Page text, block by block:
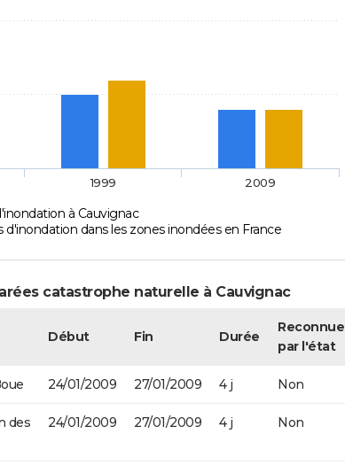
à Cauvignac
d'inondation dans les zones inondées en France
1999 2009
catastrophe naturelle à Cauvignac
Début Fin Durée
Reconnue
par l'état
24/01/2009 27/01/2009 4 j Non
des
24/01/2009 27/01/2009 4 j Non